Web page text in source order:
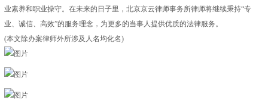
业素养和职业操守。在未来的日子里，北京京云律师事务所律师将继续秉持“专
业、诚信、高效”的服务理念，为更多的当事人提供优质的法律服务。
(本文除办案律师外所涉及人名均化名)